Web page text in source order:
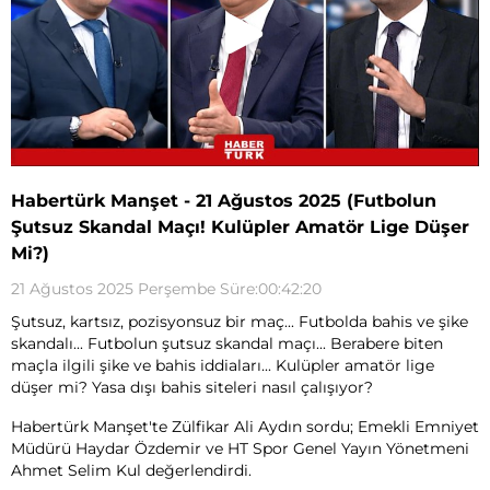
Habertürk Manşet - 21 Ağustos 2025 (Futbolun
Şutsuz Skandal Maçı! Kulüpler Amatör Lige Düşer
Mi?)
21 Ağustos 2025 Perşembe Süre:00:42:20
Şutsuz, kartsız, pozisyonsuz bir maç... Futbolda bahis ve şike
skandalı... Futbolun şutsuz skandal maçı... Berabere biten
maçla ilgili şike ve bahis iddiaları... Kulüpler amatör lige
düşer mi? Yasa dışı bahis siteleri nasıl çalışıyor?
Habertürk Manşet'te Zülfikar Ali Aydın sordu; Emekli Emniyet
Müdürü Haydar Özdemir ve HT Spor Genel Yayın Yönetmeni
Ahmet Selim Kul değerlendirdi.